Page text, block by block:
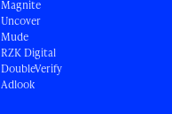
Magnite
Uncover
Mude
RZK Digital
DoubleVerify
Adlook